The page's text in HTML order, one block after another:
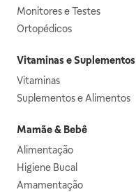
Monitores e Testes
Ortopédicos
Vitaminas e Suplementos
Vitaminas
Suplementos e Alimentos
Mamãe & Bebê
Alimentação
Higiene Bucal
Amamentação